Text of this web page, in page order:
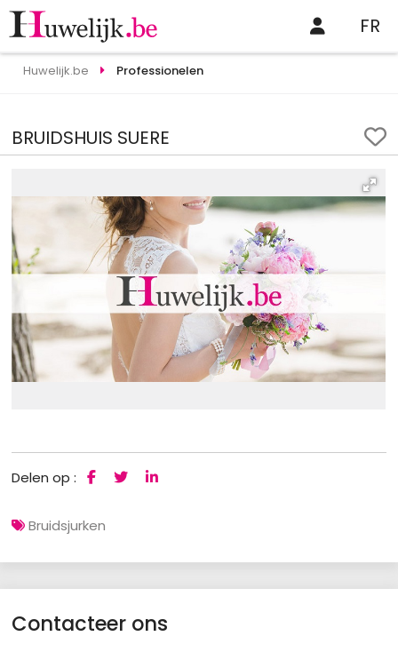
FR
Huwelijk.be Professionelen
BRUIDSHUIS SUERE
Delen op :
Bruidsjurken
Contacteer ons